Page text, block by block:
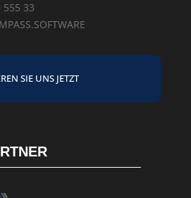
555 33
SIE UNS JETZT